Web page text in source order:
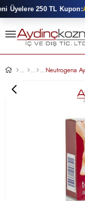
Üyelere 250 TL Kupon:
Neutrogena